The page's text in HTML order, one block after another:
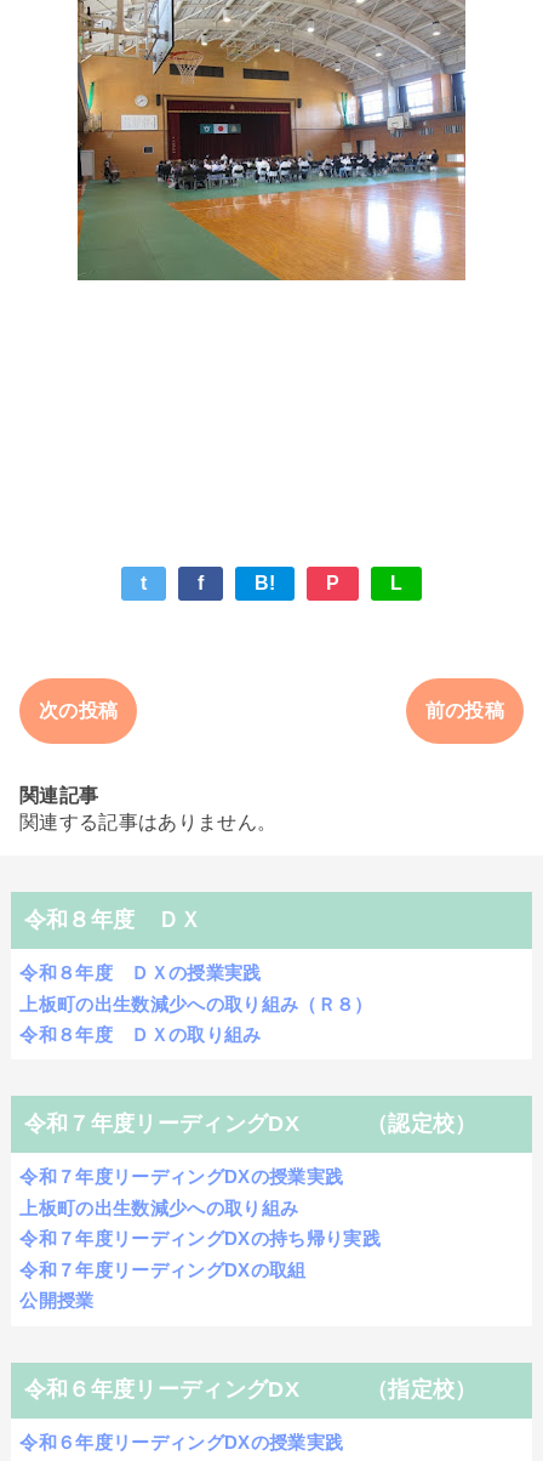
t f B! P L
次の投稿 前の投稿
関連記事
関連する記事はありません。
令和８年度 ＤＸ
令和８年度 ＤＸの授業実践
上板町の出生数減少への取り組み（Ｒ８）
令和８年度 ＤＸの取り組み
令和７年度リーディングDX （認定校）
令和７年度リーディングDXの授業実践
上板町の出生数減少への取り組み
令和７年度リーディングDXの持ち帰り実践
令和７年度リーディングDXの取組
公開授業
令和６年度リーディングDX （指定校）
令和６年度リーディングDXの授業実践